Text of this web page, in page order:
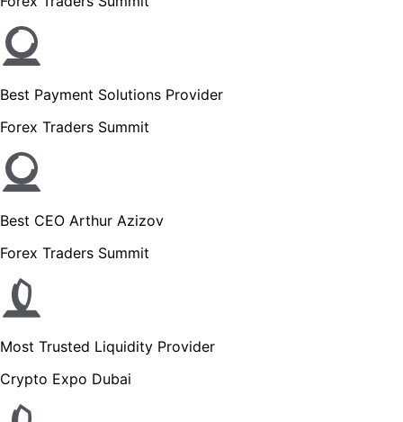
Best Payment Solutions Provider
Forex Traders Summit
Best CEO Arthur Azizov
Forex Traders Summit
Most Trusted Liquidity Provider
Crypto Expo Dubai